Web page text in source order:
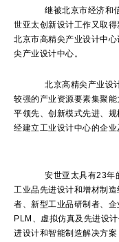
继被北京市经济和信
世亚太创新设计工作又取
北京市高精尖产业设计中
尖产业设计中心。
北京高精尖产业设计
较强的产业资源要素集聚
平领先、创新模式先进、
经建立工业设计中心的企业
安世亚太具有23年
工业品先进设计和增材制
者、新型工业品研制者、
PLM、虚拟仿真及先进设
进设计和智能制造解决方